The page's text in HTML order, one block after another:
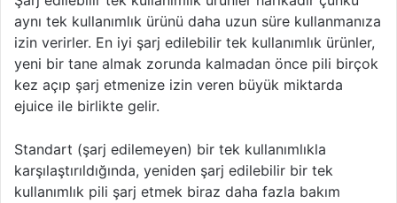
aynı tek kullanımlık ürünü daha uzun süre kullanmanıza
izin verirler. En iyi şarj edilebilir tek kullanımlık ürünler,
yeni bir tane almak zorunda kalmadan önce pili birçok
kez açıp şarj etmenize izin veren büyük miktarda
ejuice ile birlikte gelir.
Standart (şarj edilemeyen) bir tek kullanımlıkla
karşılaştırıldığında, yeniden şarj edilebilir bir tek
kullanımlık pili şarj etmek biraz daha fazla bakım